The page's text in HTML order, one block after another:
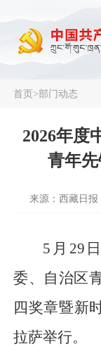
首页>部门动态
2026年度
青年
来源：西藏日报
5月29
委、自治区
四奖章暨新
拉萨举行。